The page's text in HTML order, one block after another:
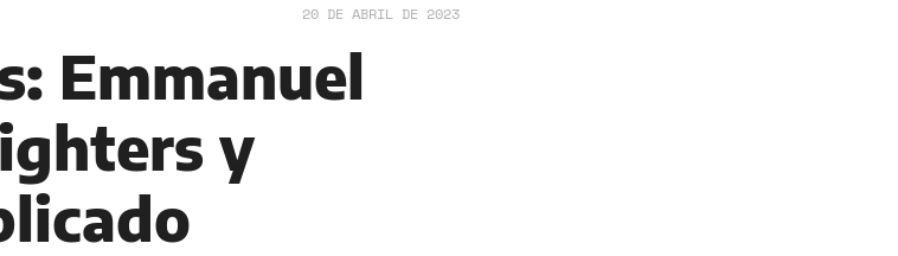
20 DE ABRIL DE 2023
Emmanuel
y